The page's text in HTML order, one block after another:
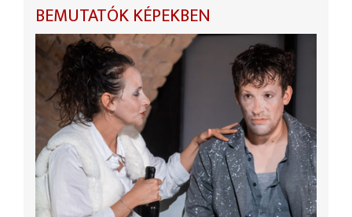
BEMUTATÓK KÉPEKBEN